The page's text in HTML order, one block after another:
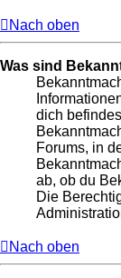
Nach oben
Was sind
dich
Forums, in
ab, ob du
Die
Nach oben